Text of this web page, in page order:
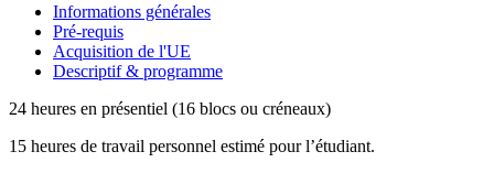
Informations générales
Pré-requis
Acquisition de l'UE
Descriptif & programme
24 heures en présentiel (16 blocs ou créneaux)
15 heures de travail personnel estimé pour l’étudiant.